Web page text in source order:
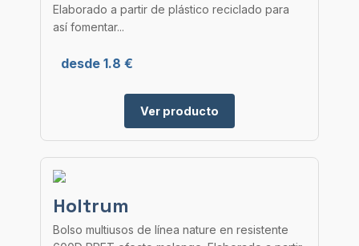
Elaborado a partir de plástico reciclado para
así fomentar...
desde 1.8 €
Ver producto
Holtrum
Bolso multiusos de línea nature en resistente